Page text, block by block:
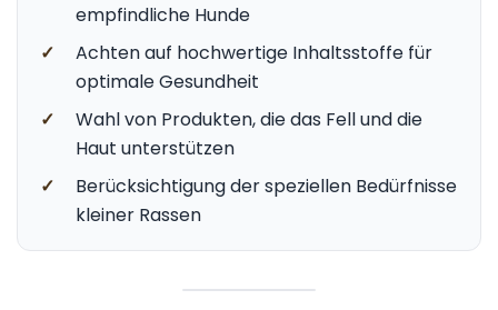
empfindliche Hunde
✓
Achten auf hochwertige Inhaltsstoffe für
optimale Gesundheit
✓
Wahl von Produkten, die das Fell und die
Haut unterstützen
✓
Berücksichtigung der speziellen Bedürfnisse
kleiner Rassen